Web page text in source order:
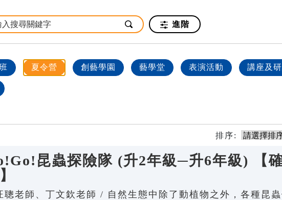
進階
夏令營 創藝學園 藝學堂 表演活動 講座及
排序:
昆蟲探險隊 (升2年級─升6年級) 【
聰老師、丁文欽老師 / 自然生態中除了動植物之外，各種昆